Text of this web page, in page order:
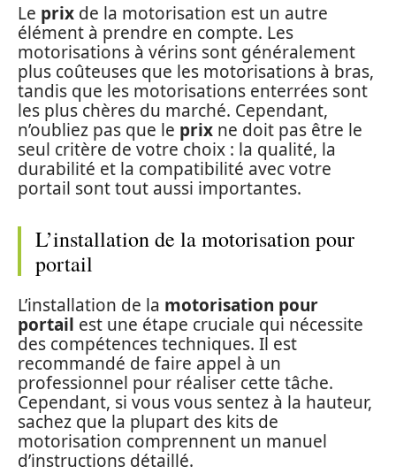
Le prix de la motorisation est un autre
élément à prendre en compte. Les
motorisations à vérins sont généralement
plus coûteuses que les motorisations à bras,
tandis que les motorisations enterrées sont
les plus chères du marché. Cependant,
n’oubliez pas que le prix ne doit pas être le
seul critère de votre choix : la qualité, la
durabilité et la compatibilité avec votre
portail sont tout aussi importantes.
L’installation de la motorisation pour
portail
L’installation de la motorisation pour
portail est une étape cruciale qui nécessite
des compétences techniques. Il est
recommandé de faire appel à un
professionnel pour réaliser cette tâche.
Cependant, si vous vous sentez à la hauteur,
sachez que la plupart des kits de
motorisation comprennent un manuel
d’instructions détaillé.